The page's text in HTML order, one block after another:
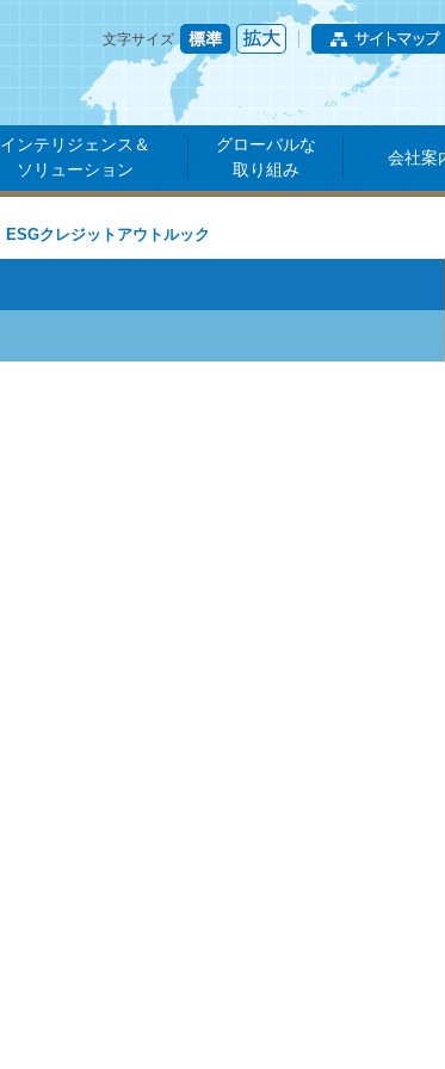
文字サイズ
インテリジェンス＆
ソリューション
グローバルな
取り組み
会社案
ESGクレジットアウトルック